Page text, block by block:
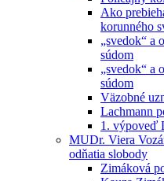
Ako
korunného
„svedok“ a
súdom
„svedok“ a
súdom
Väzobné
Lachmann
1. výpoveď
MUDr. Viera
odňatia slobody
Zimáková